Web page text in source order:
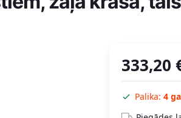
333,20
Palika: 4